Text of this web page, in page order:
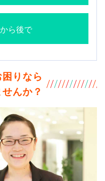
ら後で
りなら
んか？